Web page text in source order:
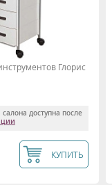
Глорис
доступна после
КУПИТЬ